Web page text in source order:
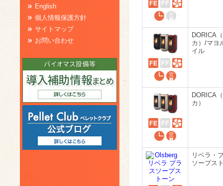
DORICA
カ）/マヨ
イル
DORICA
カ）
リベラ・
ソープス
English
個人情報保護方針
サイトマップ
お問い合わせ